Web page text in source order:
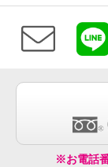
※お電話